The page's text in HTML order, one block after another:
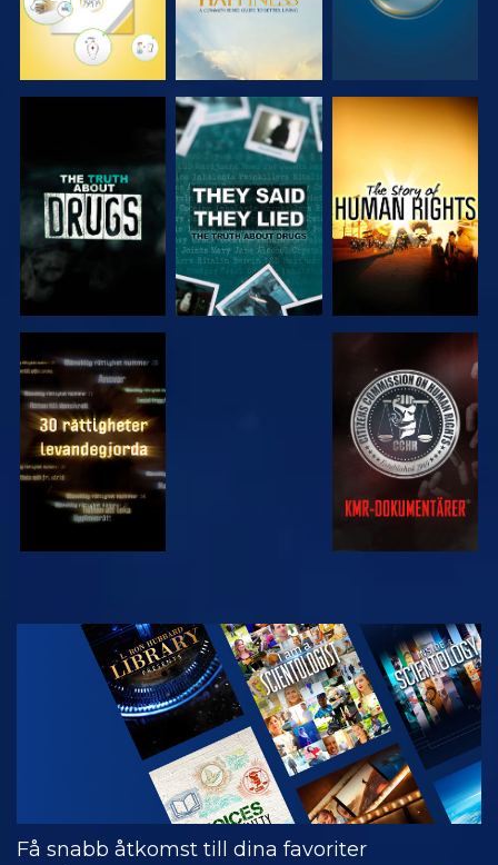
TITTA TITTA
TITTA TITTA
TITTA
UTFORSKA
SERIEN
Få snabb åtkomst till dina favoriter